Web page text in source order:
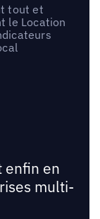
tout et
le Location
enfin en
multi-